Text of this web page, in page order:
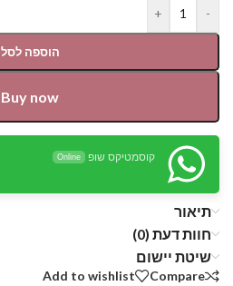
-
+
הוספה לסל
Buy now
קוסמטיקס שופ Online
תיאור
חוות דעת (0)
שיטת יישום
Compare
Add to wishlist